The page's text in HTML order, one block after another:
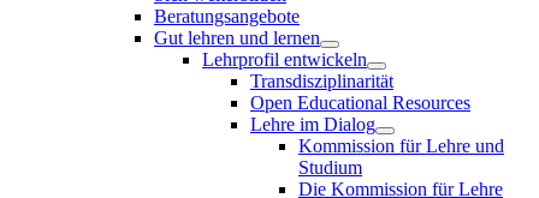
Beratungsangebote
Gut lehren und lernen
Lehrprofil entwickeln
Transdisziplinarität
Open Educational Resources
Lehre im Dialog
Kommission für Lehre und
Studium
Die Kommission für Lehre